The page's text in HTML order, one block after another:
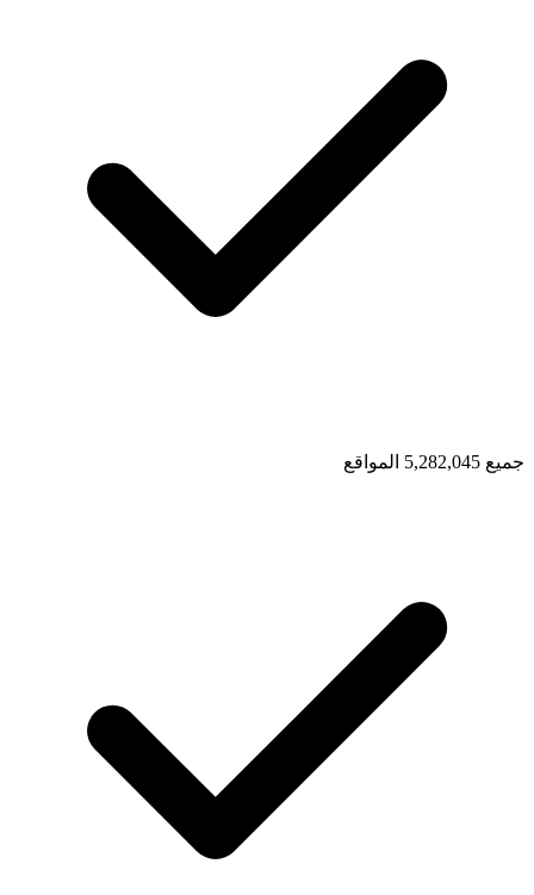
جميع 5,282,045 المواقع